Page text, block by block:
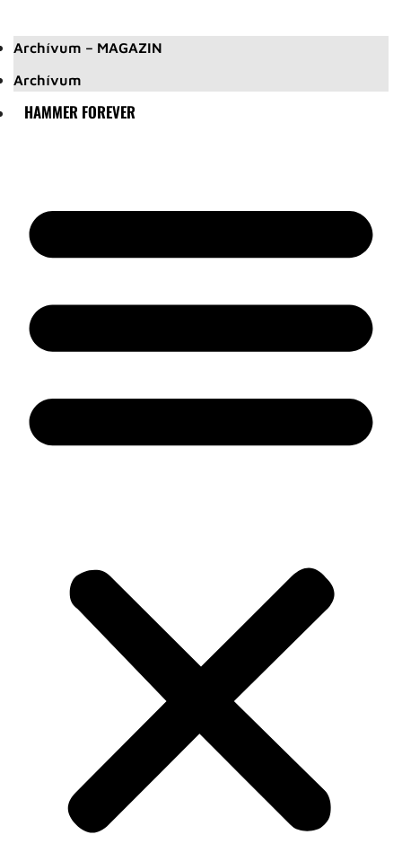
Archívum – MAGAZIN
Archívum
HAMMER FOREVER